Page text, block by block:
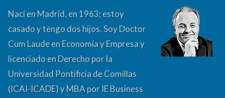
Nací en Madrid, en 1963; estoy
casado y tengo dos hijos. Soy Doctor
Cum Laude en Economía y Empresa y
licenciado en Derecho por la
Universidad Pontificia de Comillas
(ICAI-ICADE) y MBA por IE Business